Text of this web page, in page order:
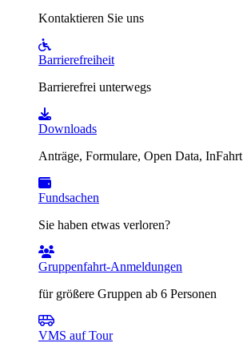
Kontaktieren Sie uns
Barrierefreiheit
Barrierefrei unterwegs
Downloads
Anträge, Formulare, Open Data, InFahrt
Fundsachen
Sie haben etwas verloren?
Gruppenfahrt-Anmeldungen
für größere Gruppen ab 6 Personen
VMS auf Tour